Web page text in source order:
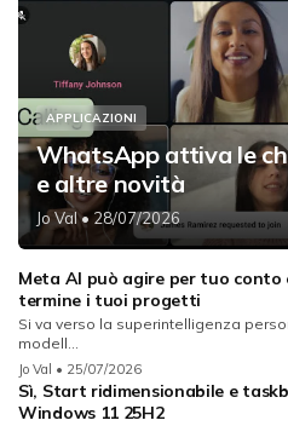
APPLICAZIONI
WhatsApp attiva le
e altre novità
Jo Val• 28/07/2026
Meta AI può agire per tuo conto
termine i tuoi progetti
Si va verso la superintelligenza
modell...
Jo Val • 25/07/2026
Sì, Start ridimensionabile e
Windows 11 25H2